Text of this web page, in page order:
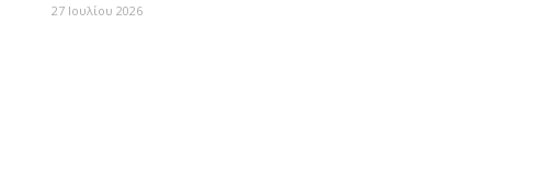
27 Ιουλίου 2026